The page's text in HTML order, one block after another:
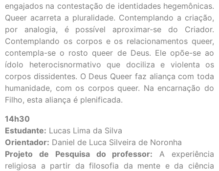
engajados na contestação de identidades hegemônicas.
Queer acarreta a pluralidade. Contemplando a criação,
por analogia, é possível aproximar-se do Criador.
Contemplando os corpos e os relacionamentos queer,
contempla-se o rosto queer de Deus. Ele opõe-se ao
ídolo heterocisnormativo que dociliza e violenta os
corpos dissidentes. O Deus Queer faz aliança com toda
humanidade, com os corpos queer. Na encarnação do
Filho, esta aliança é plenificada.
14h30
Estudante: Lucas Lima da Silva
Orientador: Daniel de Luca Silveira de Noronha
Projeto de Pesquisa do professor: A experiência
religiosa a partir da filosofia da mente e da ciência